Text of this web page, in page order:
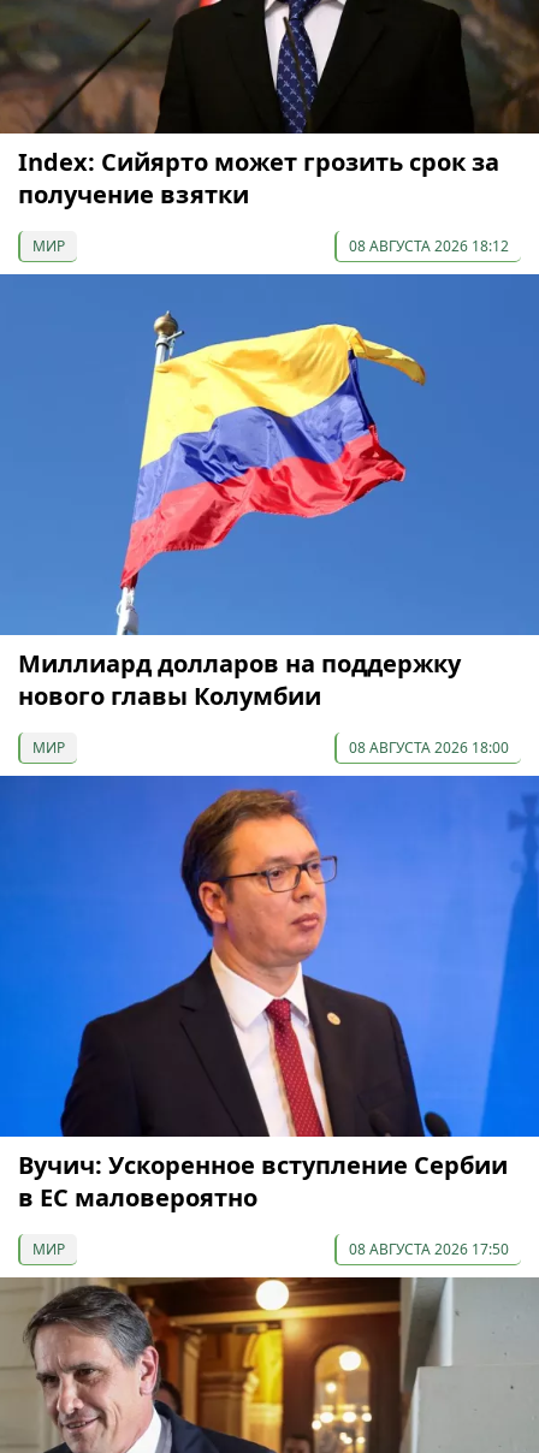
Index: Сийярто может грозить срок за
получение взятки
МИР 08 АВГУСТА 2026 18:12
Миллиард долларов на поддержку
нового главы Колумбии
МИР 08 АВГУСТА 2026 18:00
Вучич: Ускоренное вступление Сербии
в ЕС маловероятно
МИР 08 АВГУСТА 2026 17:50